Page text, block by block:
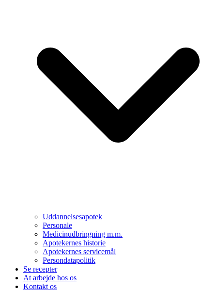
Uddannelsesapotek
Personale
Medicinudbringning m.m.
Apotekernes historie
Apotekernes servicemål
Persondatapolitik
Se recepter
At arbejde hos os
Kontakt os